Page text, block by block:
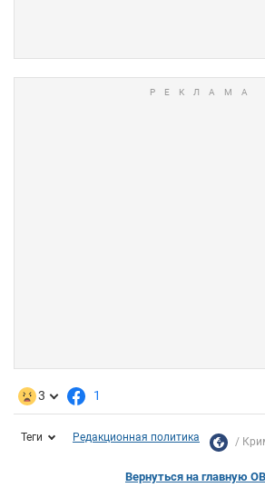
3 1
Теги Редакционная политика
Вернуться на главную